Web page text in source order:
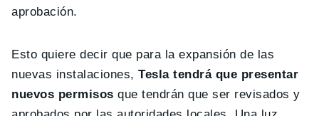
aprobación.
Esto quiere decir que para la expansión de las
nuevas instalaciones, Tesla tendrá que presentar
nuevos permisos que tendrán que ser revisados y